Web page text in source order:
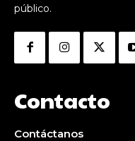
público.
Contacto
Contáctanos